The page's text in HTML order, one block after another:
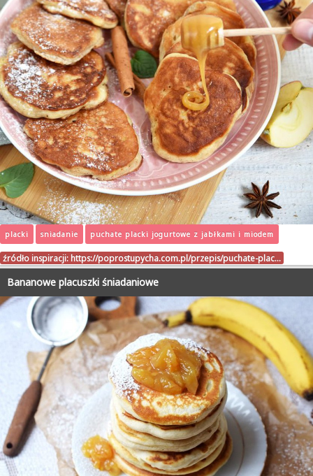
placki sniadanie puchate placki jogurtowe z jabłkami i miodem
źródło inspiracji: https://poprostupycha.com.pl/przepis/puchate-plac…
Bananowe placuszki śniadaniowe